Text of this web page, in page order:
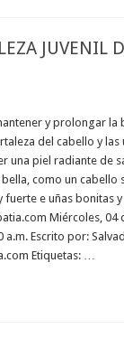
JUVENIL
y prolongar la
del cabello y las
una piel radiante de
bella, como un cabello
fuerte e uñas bonitas
Miércoles, 04
a.m. Escrito por:
Etiquetas: …